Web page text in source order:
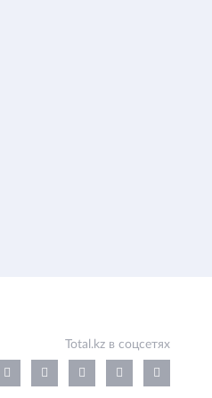
Total.kz в соцсетях